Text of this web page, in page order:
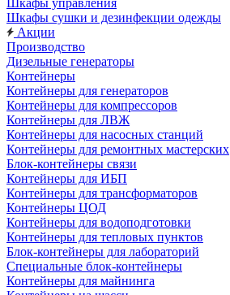
Шкафы управления
Шкафы сушки и дезинфекции одежды
Акции
Производство
Дизельные генераторы
Контейнеры
Контейнеры для генераторов
Контейнеры для компрессоров
Контейнеры для ЛВЖ
Контейнеры для насосных станций
Контейнеры для ремонтных мастерских
Блок-контейнеры связи
Контейнеры для ИБП
Контейнеры для трансформаторов
Контейнеры ЦОД
Контейнеры для водоподготовки
Контейнеры для тепловых пунктов
Блок-контейнеры для лабораторий
Специальные блок-контейнеры
Контейнеры для майнинга